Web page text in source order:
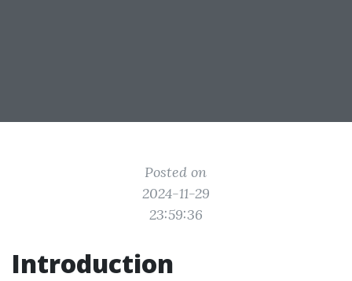
Posted on
2024-11-29
23:59:36
Introduction